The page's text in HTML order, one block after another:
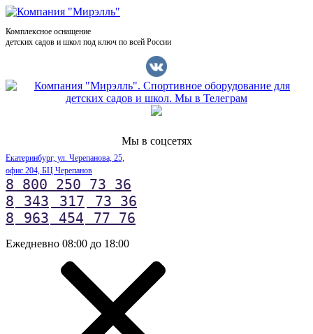
Комплексное оснащение
детских садов и школ под ключ по всей России
Мы в соцсетях
Екатеринбург, ул. Черепанова, 25,
офис 204, БЦ Черепанов
8 800 250 73 36
8
343 317
73 36
8
963 454 77 76
Ежедневно 08:00 до 18:00